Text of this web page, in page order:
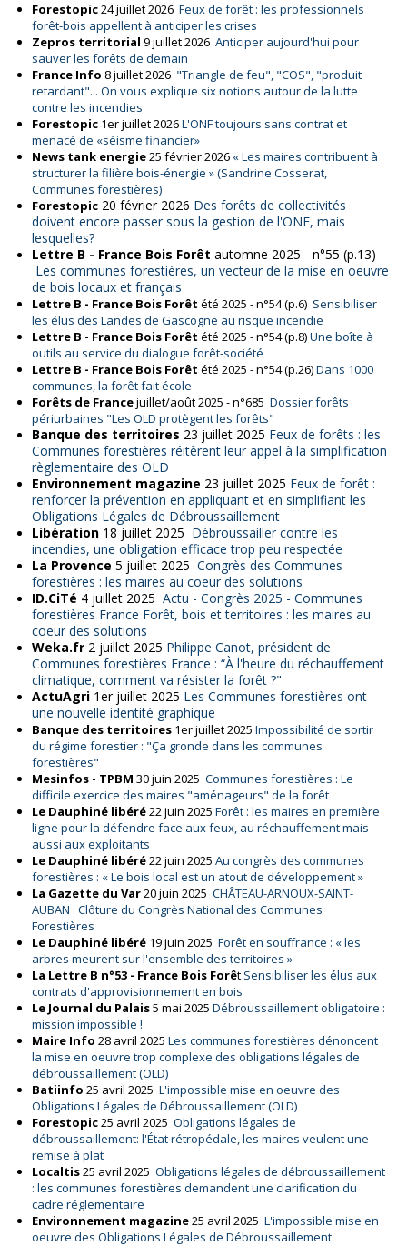
Forestopic24 juillet 2026 Feux de forêt : les professionnels
forêt-bois appellent à anticiper les crises
Zepros territorial 9 juillet 2026 Anticiper aujourd'hui pour
sauver les forêts de demain
France Info 8 juillet 2026 "Triangle de feu", "COS", "produit
retardant"... On vous explique six notions autour de la lutte
contre les incendies
Forestopic 1er juillet 2026L'ONF toujours sans contrat et
menacé de «séisme financier»
News tank energie25 février 2026 « Les maires contribuent à
structurer la filière bois-énergie » (Sandrine Cosserat,
Communes forestières)
Forestopic 20 février 2026 Des forêts de collectivités
doivent encore passer sous la gestion de l'ONF, mais
lesquelles?
Lettre B - France Bois Forêt automne 2025 - n°55 (p.13)
Les communes forestières, un vecteur de la mise en oeuvre
de bois locaux et français
Lettre B - France Bois Forêt été 2025 - n°54 (p.6) Sensibiliser
les élus des Landes de Gascogne au risque incendie
Lettre B - France Bois Forêt été 2025 - n°54 (p.8)Une boîte à
outils au service du dialogue forêt-société
Lettre B - France Bois Forêt été 2025 - n°54 (p.26)Dans 1000
communes, la forêt fait école
Forêts de Francejuillet/août 2025 - n°685 Dossier forêts
périurbaines "Les OLD protègent les forêts"
Banque des territoires 23 juillet 2025 Feux de forêts : les
Communes forestières réitèrent leur appel à la simplification
règlementaire des OLD
Environnement magazine 23 juillet 2025 Feux de forêt :
renforcer la prévention en appliquant et en simplifiant les
Obligations Légales de Débroussaillement
Libération 18 juillet 2025 Débroussailler contre les
incendies, une obligation efficace trop peu respectée
La Provence 5 juillet 2025 Congrès des Communes
forestières : les maires au coeur des solutions
ID.CiTé 4 juillet 2025 Actu - Congrès 2025 - Communes
forestières France Forêt, bois et territoires : les maires au
coeur des solutions
Weka.fr 2 juillet 2025 Philippe Canot, président de
Communes forestières France : “À l'heure du réchauffement
climatique, comment va résister la forêt ?"
ActuAgri 1er juillet 2025 Les Communes forestières ont
une nouvelle identité graphique
Banque des territoires 1er juillet 2025 Impossibilité de sortir
du régime forestier : "Ça gronde dans les communes
forestières"
Mesinfos - TPBM 30 juin 2025 Communes forestières : Le
difficile exercice des maires "aménageurs" de la forêt
Le Dauphiné libéré22 juin 2025 Forêt : les maires en première
ligne pour la défendre face aux feux, au réchauffement mais
aussi aux exploitants
Le Dauphiné libéré22 juin 2025 Au congrès des communes
forestières : « Le bois local est un atout de développement »
La Gazette du Var20 juin 2025 CHÂTEAU-ARNOUX-SAINT-
AUBAN : Clôture du Congrès National des Communes
Forestières
Le Dauphiné libéré 19 juin 2025 Forêt en souffrance : « les
arbres meurent sur l'ensemble des territoires »
La Lettre B n°53 - France Bois Forêt Sensibiliser les élus aux
contrats d'approvisionnement en bois
Le Journal du Palais5 mai 2025 Débroussaillement obligatoire :
mission impossible !
Maire Info 28 avril 2025 Les communes forestières dénoncent
la mise en oeuvre trop complexe des obligations légales de
débroussaillement (OLD)
Batiinfo 25 avril 2025 L'impossible mise en oeuvre des
Obligations Légales de Débroussaillement (OLD)
Forestopic25 avril 2025 Obligations légales de
débroussaillement: l'État rétropédale, les maires veulent une
remise à plat
Localtis25 avril 2025 Obligations légales de débroussaillement
: les communes forestières demandent une clarification du
cadre réglementaire
Environnement magazine25 avril 2025 L'impossible mise en
oeuvre des Obligations Légales de Débroussaillement